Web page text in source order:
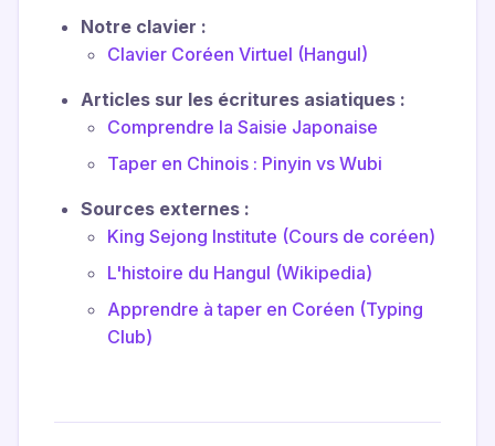
Notre clavier :
Clavier Coréen Virtuel (Hangul)
Articles sur les écritures asiatiques :
Comprendre la Saisie Japonaise
Taper en Chinois : Pinyin vs Wubi
Sources externes :
King Sejong Institute (Cours de coréen)
L'histoire du Hangul (Wikipedia)
Apprendre à taper en Coréen (Typing
Club)